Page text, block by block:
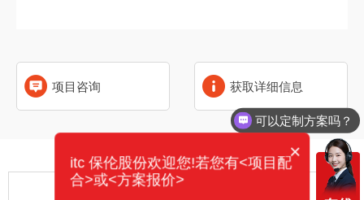
项目咨询 获取详细信息
相关产品
可以定制方案吗？
×
itc 保伦股份欢迎您!若您有<项目配
合>或<方案报价>